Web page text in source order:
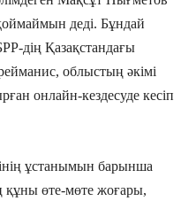
деді. Бұндай
дің Қазақстандағы
облыстың әкімі
онлайн-кездесуде кесіп
ұстанымын барынша
құны өте-мөте жоғары,